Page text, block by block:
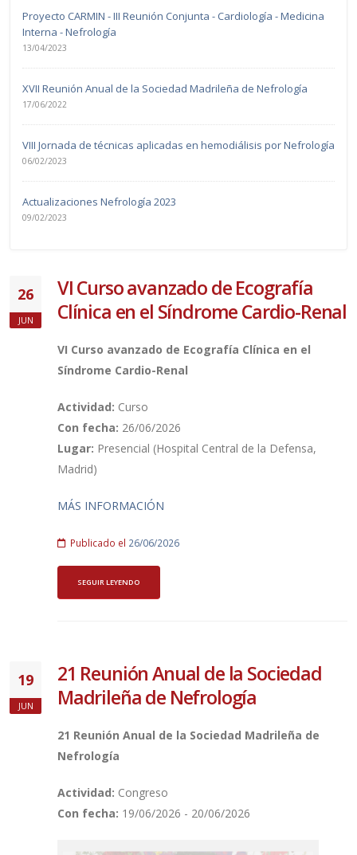
Proyecto CARMIN - III Reunión Conjunta - Cardiología - Medicina
Interna - Nefrología
13/04/2023
XVII Reunión Anual de la Sociedad Madrileña de Nefrología
17/06/2022
VIII Jornada de técnicas aplicadas en hemodiálisis por Nefrología
06/02/2023
Actualizaciones Nefrología 2023
09/02/2023
26
JUN
VI Curso avanzado de Ecografía
Clínica en el Síndrome Cardio-Renal
VI Curso avanzado de Ecografía Clínica en el
Síndrome Cardio-Renal
Actividad: Curso
Con fecha: 26/06/2026
Lugar: Presencial (Hospital Central de la Defensa,
Madrid)
MÁS INFORMACIÓN
Publicado el 26/06/2026
SEGUIR LEYENDO
19
JUN
21 Reunión Anual de la Sociedad
Madrileña de Nefrología
21 Reunión Anual de la Sociedad Madrileña de
Nefrología
Actividad: Congreso
Con fecha: 19/06/2026 - 20/06/2026